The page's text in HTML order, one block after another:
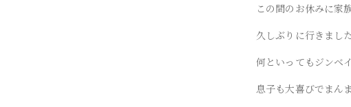
この間のお休みに家
久しぶりに行きまし
何といってもジンベ
息子も大喜びでまん